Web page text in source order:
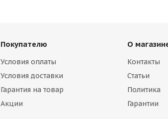
Nissan Opel
Rover Saturn Scion
Toyota Volvo
Покупателю
Условия оплаты
Условия доставки
Гарантия на товар
Акции
О
Контакты
Статьи
Политика
Гарантии